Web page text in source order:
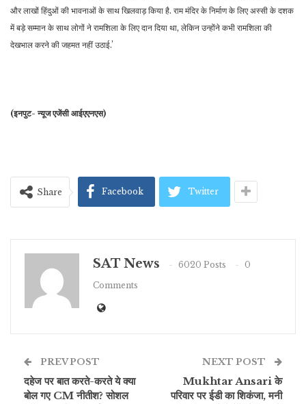
और लाखों हिंदुओं की भावनाओं के साथ खिलवाड़ किया है. राम मंदिर के निर्माण के लिए अस्सी के दशक
में बड़े सम्मान के साथ लोगों ने रामशिला के लिए दान दिया था, लेकिन उन्होंने कभी रामशिला की
देखभाल करने की जहमत नहीं उठाई.’
(इनपुट- न्यूज एजेंसी आईएएनएस)
Share Facebook Twitter
SAT News 6020 Posts
0
Comments
PREV POST
दहेज पर बात करते-करते ये क्या
बोल गए CM नीतीश? सोशल
NEXT POST
Mukhtar Ansari के
परिवार पर ईडी का शिकंजा, मनी